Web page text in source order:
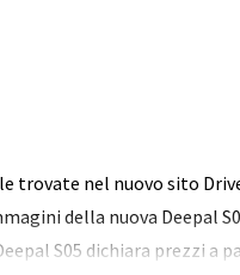
trovate nel nuovo sito
della nuova Deepal
S05 dichiara prezzi a